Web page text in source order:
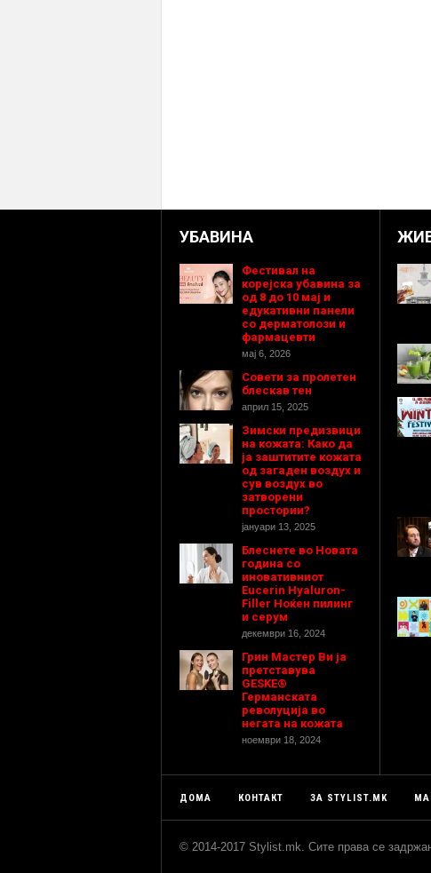
УБАВИНА
Фестивал на
корејска убавина за
од 8 до 10 мај и
едукативни панели
со дерматолози и
фармацевти
мај 6, 2026
Совети за пролетен
блескав тен
април 15, 2025
Зимски предизвици
на кожата: Како да
ја заштитите кожата
од загаден воздух и
сув воздух во
затворени
простории?
јануари 13, 2025
Блеснете во Новата
година со
иновативниот
Eucerin Hyaluron-
Filler Ноќен пилинг
и серум
декември 16, 2024
Грин Мастер Ви ја
претставува
GESKE®
Германската
револуција во
негата на кожата
ноември 18, 2024
ДОМА КОНТАКТ ЗА STYLIST.MK
© 2014-2017 Stylist.mk. Сите права се